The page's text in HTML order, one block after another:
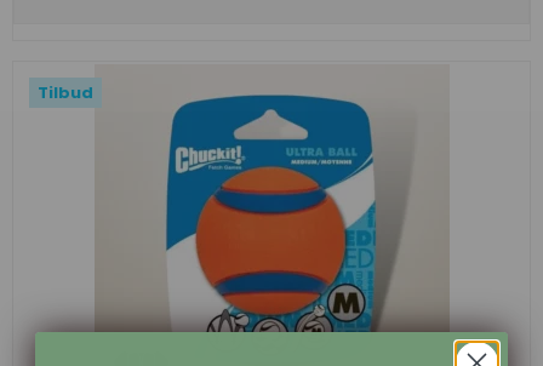
Tilbud